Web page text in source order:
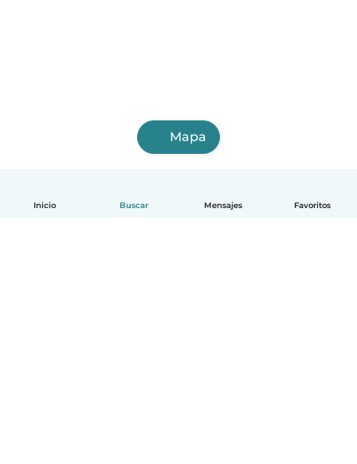
Inicio Buscar Mensajes Favoritos
Mapa